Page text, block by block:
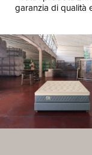
garanzia di qualità